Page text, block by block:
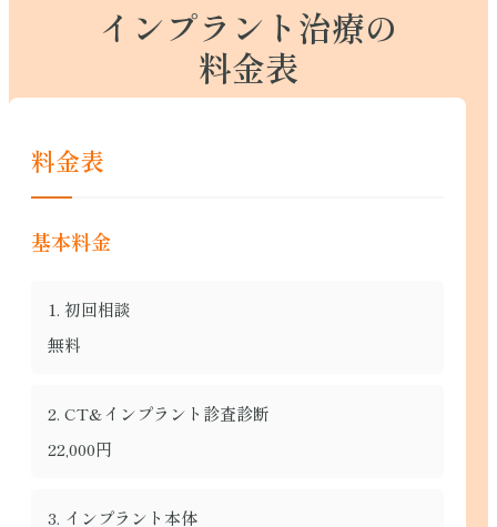
インプラント治療の
料金表
料金表
基本料金
1. 初回相談
無料
2. CT&インプラント診査診断
22,000円
3. インプラント本体